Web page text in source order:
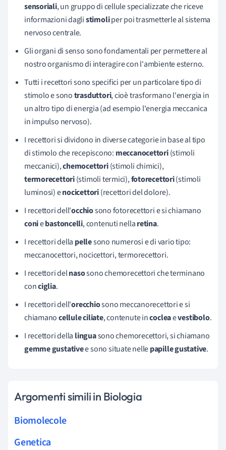
sensoriali, un gruppo di cellule specializzate che riceve
informazioni daglistimoliper poi trasmetterle al sistema
nervoso centrale.
Gli organi di senso sono fondamentali per permettere al
nostro organismo di interagire con l'ambiente esterno.
Tutti i recettori sono specifici per un particolare tipo di
stimolo e sonotrasduttori, cioè trasformano l'energia in
un altro tipo di energia (ad esempio l'energia meccanica
in impulso nervoso).
I recettori si dividono in diverse categorie in base al tipo
di stimolo che recepiscono: meccanocettori(stimoli
meccanici),chemocettori(stimoli chimici),
termorecettori(stimoli termici),fotorecettori(stimoli
luminosi) enocicettori(recettori del dolore).
I recettori dell'occhiosono fotorecettori e si chiamano
coniebastoncelli, contenuti nellaretina.
I recettori della pellesono numerosi e di vario tipo:
meccanocettori, nocicettori, termorecettori.
I recettori delnasosonochemorecettori che terminano
conciglia.
I recettori dell'orecchiosono meccanorecettori e si
chiamanocellule ciliate, contenute incocleaevestibolo.
I recettori della linguasono chemorecettori, si chiamano
gemme gustativee sono situate nellepapille gustative.
Argomenti simili in Biologia
Biomolecole
Genetica